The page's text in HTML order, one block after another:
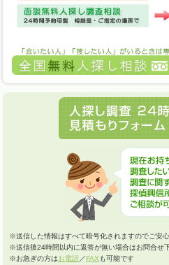
※送信した情報はすべて暗号化されますのでご安
※送信後24時間以内に返答が無い場合はお問合せ
※お急ぎの方はお電話 ／FAX も可能です